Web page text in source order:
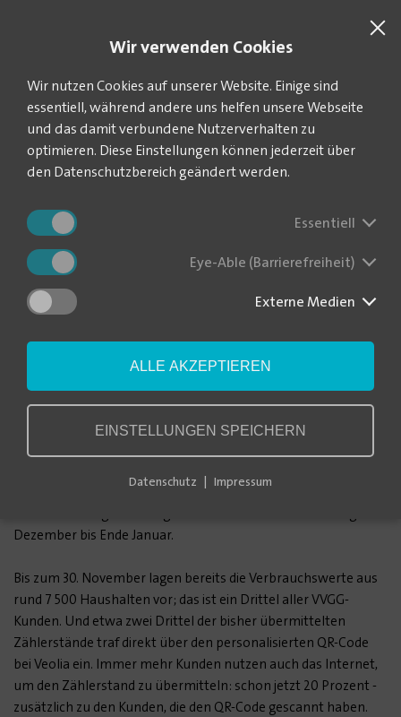
Stichtagsablesung
vorgezogen
01.12.2022 | Weil der Versorgungsverband Grimma-Geithain zum 1.
schon bis zum 9. Dezember ihre Zählerstände übermitteln.
Früher als in den Jahren zuvor sind die Kunden des
Versorgungsverbandes Grimma-Geithain (VVGG) aufgefordert,
ihren Wasserzählerstand abzulesen und an den Kundenservice
der Veolia Wasser Deutschland GmbH in Grimma zu
übermitteln. Das hängt mit dem Wechsel des Verbandes vom
Ende Januar verschickt werden. In den Jahren zuvor erstreckte
Dezember bis Ende Januar.
Bis zum 30. November lagen bereits die Verbrauchswerte aus
rund 7 500 Haushalten vor; das ist ein Drittel aller VVGG-
Kunden. Und etwa zwei Drittel der bisher übermittelten
Zählerstände traf direkt über den personalisierten QR-Code
bei Veolia ein. Immer mehr Kunden nutzen auch das Internet,
um den Zählerstand zu übermitteln: schon jetzt 20 Prozent -
zusätzlich zu den Kunden, die den QR-Code gescannt haben.
Wir verwenden Cookies
Wir nutzen Cookies auf unserer Website. Einige sind
essentiell, während andere uns helfen unsere Webseite
und das damit verbundene Nutzerverhalten zu
optimieren. Diese Einstellungen können jederzeit über
den Datenschutzbereich geändert werden.
Essentiell
Eye-Able (Barrierefreiheit)
Externe Medien
ALLE AKZEPTIEREN
EINSTELLUNGEN SPEICHERN
Datenschutz Impressum